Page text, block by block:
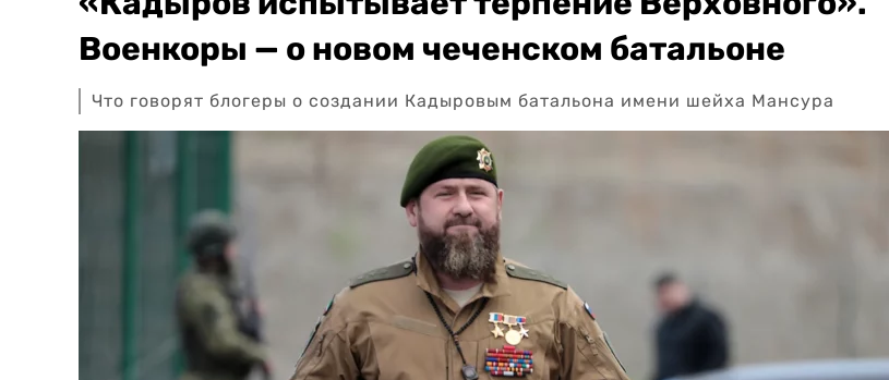
Военкоры — о новом чеченском батальоне
Что говорят блогеры о создании Кадыровым батальона имени шейха Мансура